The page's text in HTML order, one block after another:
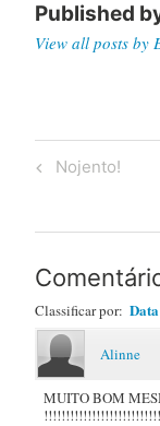
Published
View all posts by
Post
Previous
Nojento!
Classificar por: Data
Alinne
MUITO BOM